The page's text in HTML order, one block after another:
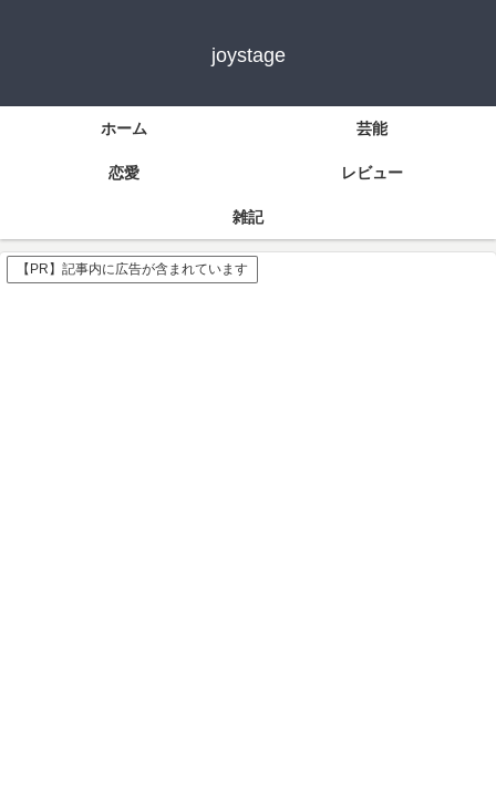
joystage
ホーム 芸能
恋愛 レビュー
雑記
【PR】記事内に広告が含まれています